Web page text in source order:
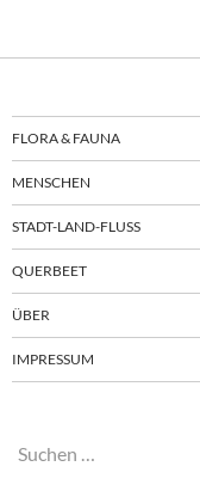
FLORA & FAUNA
MENSCHEN
STADT-LAND-FLUSS
QUERBEET
ÜBER
IMPRESSUM
Suchen